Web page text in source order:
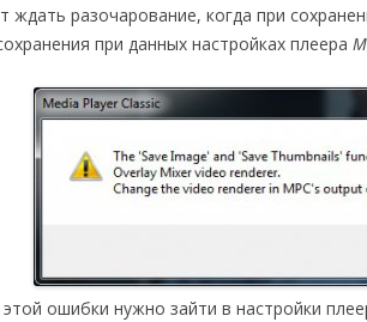
ждать разочарование, когда при
при данных настройках плеера
ошибки нужно зайти в настройки